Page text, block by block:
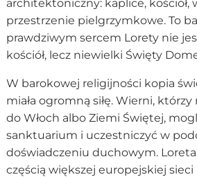
architektoniczny: kaplice, kościół,
przestrzenie pielgrzymkowe. To
prawdziwym sercem Lorety nie
kościół, lecz niewielki Święty
W barokowej religijności kopia
miała ogromną siłę. Wierni,
do Włoch albo Ziemi Świętej,
sanktuarium i uczestniczyć w
doświadczeniu duchowym. Loreta
częścią większej europejskiej sieci